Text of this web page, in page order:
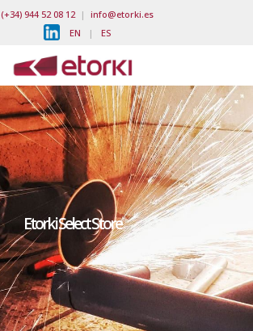
(+34) 944 52 08 12| info@etorki.es
EN | ES
Etorki Select Store